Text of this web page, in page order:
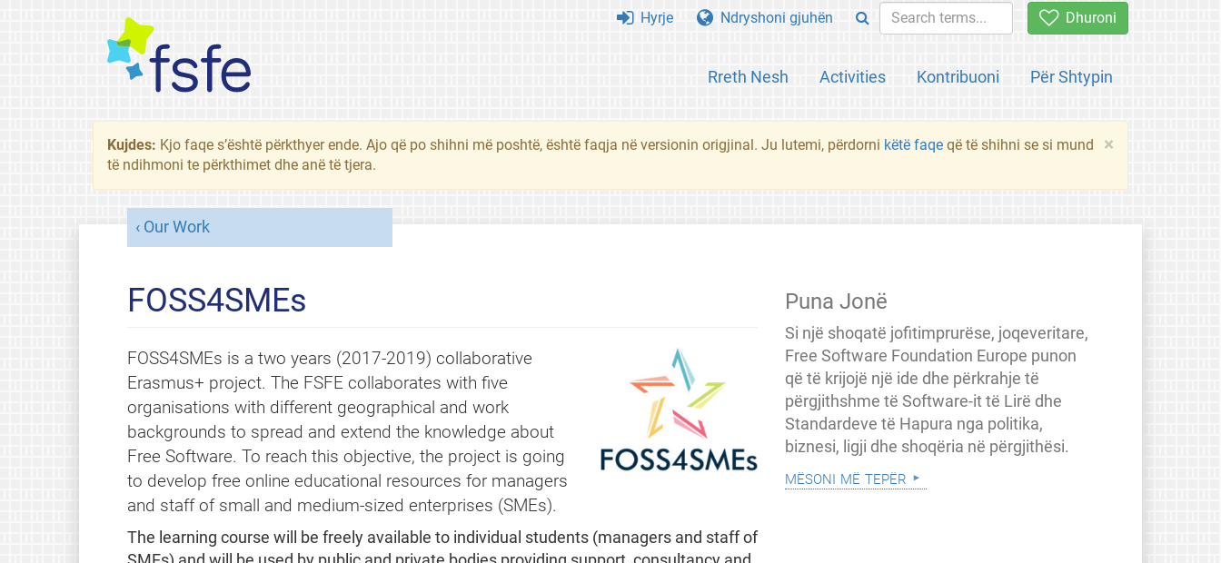
Dhuroni
Rreth Nesh Activities Kontribuoni Për Shtypin
Hyrje Ndryshoni gjuhën
×
Kujdes: Kjo faqe s’është përkthyer ende. Ajo që po shihni më poshtë, është faqja në versionin origjinal. Ju lutemi, përdorni këtë faqe që të shihni se si mund
të ndihmoni te përkthimet dhe anë të tjera.
Our Work
FOSS4SMEs
FOSS4SMEs is a two years (2017-2019) collaborative
Erasmus+ project. The FSFE collaborates with five
organisations with different geographical and work
backgrounds to spread and extend the knowledge about
Free Software. To reach this objective, the project is going
to develop free online educational resources for managers
and staff of small and medium-sized enterprises (SMEs).
The learning course will be freely available to individual students (managers and staff of
Puna Jonë
Si një shoqatë jofitimprurëse, joqeveritare,
Free Software Foundation Europe punon
që të krijojë një ide dhe përkrahje të
përgjithshme të Software-it të Lirë dhe
Standardeve të Hapura nga politika,
biznesi, ligji dhe shoqëria në përgjithësi.
mësoni më tepër